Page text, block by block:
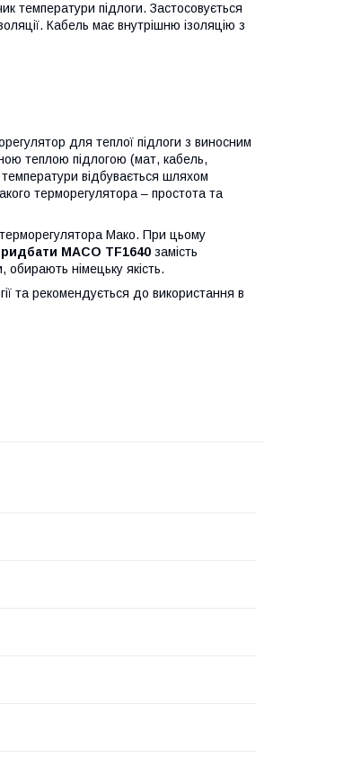
температури підлоги. Застосовується
Кабель має внутрішню ізоляцію з
для теплої підлоги з виносним
теплою підлогою (мат, кабель,
відбувається шляхом
терморегулятора – простота та
Мако. При цьому
MACO TF1640 замість
обирають німецьку якість.
та рекомендується до використання в